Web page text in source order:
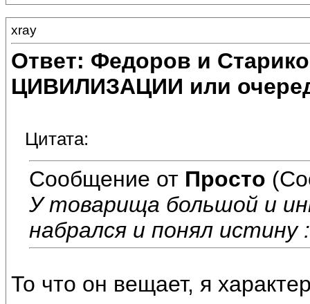
xray
Ответ: Федоров и
ЦИВИЛИЗАЦИИ или
Цитата:
Сообщение от Просто
У товарища большой и
набрался и понял
То что он вещает, я